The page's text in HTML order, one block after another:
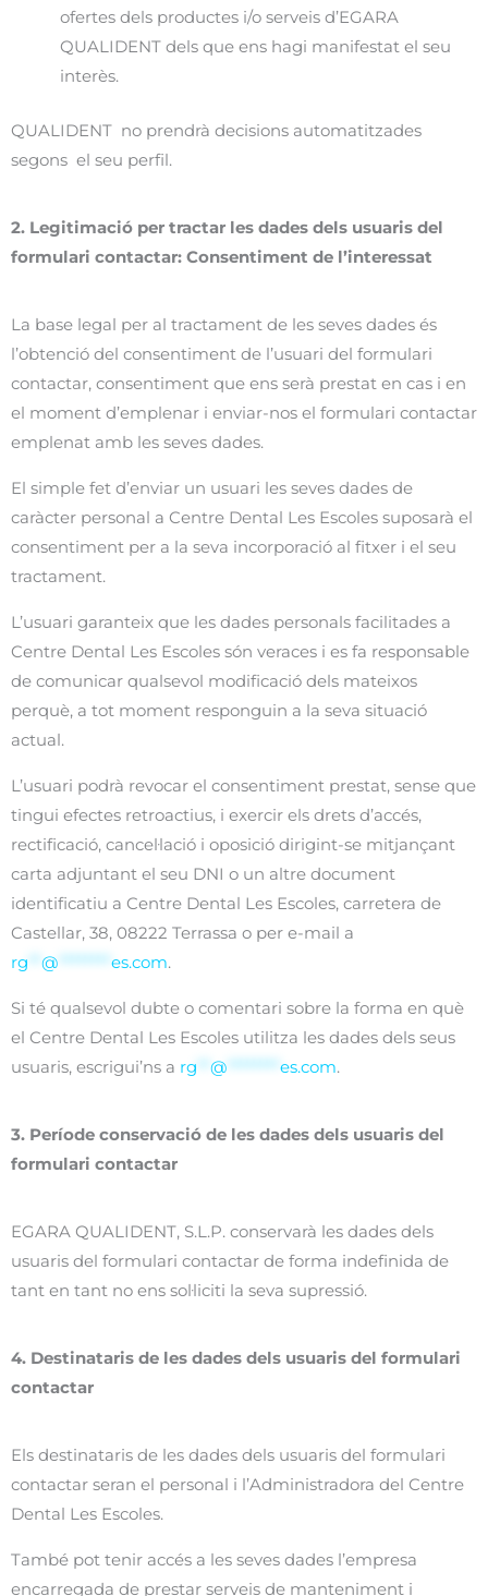
ofertes dels productes i/o serveis d’EGARA
QUALIDENT dels que ens hagi manifestat el seu
interès.
QUALIDENT no prendrà decisions automatitzades
segons el seu perfil.
2. Legitimació per tractar les dades dels usuaris del
formulari contactar: Consentiment de l’interessat
La base legal per al tractament de les seves dades és
l’obtenció del consentiment de l’usuari del formulari
contactar, consentiment que ens serà prestat en cas i en
el moment d’emplenar i enviar-nos el formulari contactar
emplenat amb les seves dades.
El simple fet d’enviar un usuari les seves dades de
caràcter personal a Centre Dental Les Escoles suposarà el
consentiment per a la seva incorporació al fitxer i el seu
tractament.
L’usuari garanteix que les dades personals facilitades a
Centre Dental Les Escoles són veraces i es fa responsable
de comunicar qualsevol modificació dels mateixos
perquè, a tot moment responguin a la seva situació
actual.
L’usuari podrà revocar el consentiment prestat, sense que
tingui efectes retroactius, i exercir els drets d’accés,
rectificació, cancel·lació i oposició dirigint-se mitjançant
carta adjuntant el seu DNI o un altre document
identificatiu a Centre Dental Les Escoles, carretera de
Castellar, 38, 08222 Terrassa o per e-mail a
rg
@ es.com.
Si té qualsevol dubte o comentari sobre la forma en què
el Centre Dental Les Escoles utilitza les dades dels seus
usuaris, escrigui’ns a rg @ es.com.
3. Període conservació de les dades dels usuaris del
formulari contactar
EGARA QUALIDENT, S.L.P. conservarà les dades dels
usuaris del formulari contactar de forma indefinida de
tant en tant no ens sol·liciti la seva supressió.
4. Destinataris de les dades dels usuaris del formulari
contactar
Els destinataris de les dades dels usuaris del formulari
contactar seran el personal i l’Administradora del Centre
Dental Les Escoles.
També pot tenir accés a les seves dades l’empresa
encarregada de prestar serveis de manteniment i